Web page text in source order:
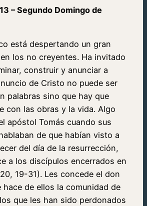
– Segundo Domingo de
está despertando un gran
los no creyentes. Ha invitado
construir y anunciar a
de Cristo no puede ser
palabras sino que hay que
con las obras y la vida. Algo
apóstol Tomás cuando sus
de que habían visto a
del día de la resurrección,
a los discípulos encerrados en
19-31). Les concede el don
hace de ellos la comunidad de
que les han sido perdonados